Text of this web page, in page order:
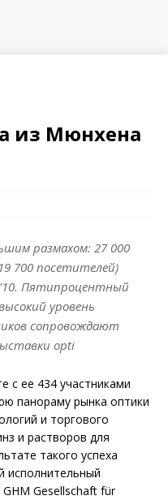
из Мюнхена
размахом: 27 000
700 посетителей)
'10. Пятипроцентный
уровень
сопровождают
opti
с ее 434 участниками
панораму рынка оптики
и торгового
и растворов для
такого успеха
исполнительный
Gesellschaft für